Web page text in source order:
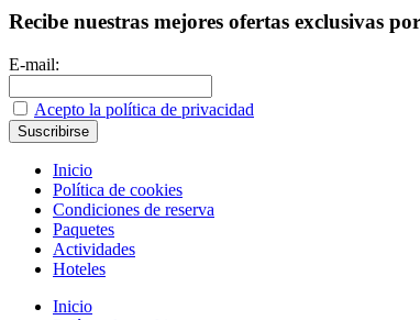
Recibe nuestras mejores ofertas exclusivas
E-mail:
Acepto la política de privacidad
Inicio
Política de cookies
Condiciones de reserva
Paquetes
Actividades
Hoteles
Inicio